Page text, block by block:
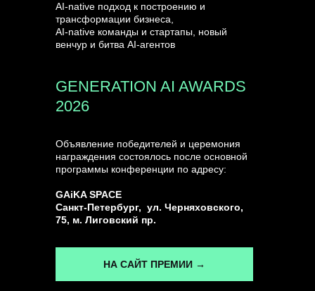
Объявление победителей и церемония
награждения состоялось после основной
программы конференции по адресу:
GAiKA SPACE
Санкт-Петербург, ул. Черняховского,
75, м. Лиговский пр.
GENERATION AI AWARDS
2026
AI-native подход к построению и
трансформации бизнеса,
AI-native команды и стартапы, новый
венчур и битва AI-агентов
НА САЙТ ПРЕМИИ →